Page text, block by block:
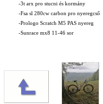
-3t arx pro stucni és kormány
-Fsa sl 280cw carbon pro nyeregcső
-Prologo Scratch M5 PAS nyereg
-Sunrace mx8 11-46 sor